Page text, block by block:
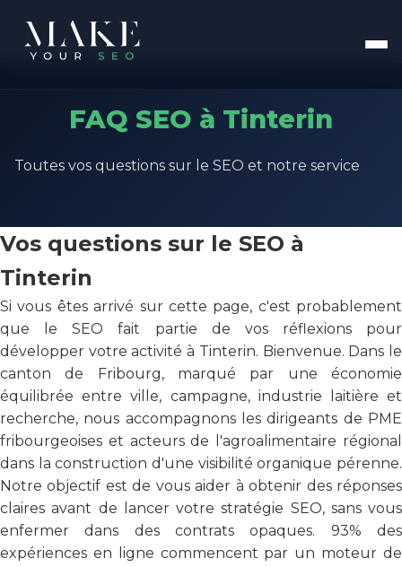
FAQ SEO à Tinterin
Toutes vos questions sur le SEO et notre service
Vos questions sur le SEO à
Tinterin
Si vous êtes arrivé sur cette page, c'est probablement
que le SEO fait partie de vos réflexions pour
développer votre activité à Tinterin. Bienvenue. Dans le
canton de Fribourg, marqué par une économie
équilibrée entre ville, campagne, industrie laitière et
recherche, nous accompagnons les dirigeants de PME
fribourgeoises et acteurs de l'agroalimentaire régional
dans la construction d'une visibilité organique pérenne.
Notre objectif est de vous aider à obtenir des réponses
claires avant de lancer votre stratégie SEO, sans vous
enfermer dans des contrats opaques. 93% des
expériences en ligne commencent par un moteur de